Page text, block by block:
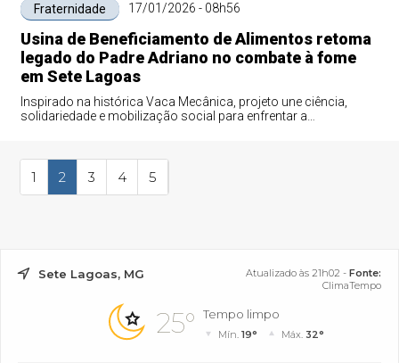
Fraternidade 17/01/2026 - 08h56
Usina de Beneficiamento de Alimentos retoma
legado do Padre Adriano no combate à fome
em Sete Lagoas
Inspirado na histórica Vaca Mecânica, projeto une ciência,
solidariedade e mobilização social para enfrentar a
1 2 3 4 5
Sete Lagoas, MG Atualizado às 21h02 - Fonte:
ClimaTempo
25° Tempo limpo
Mín.19° Máx. 32°